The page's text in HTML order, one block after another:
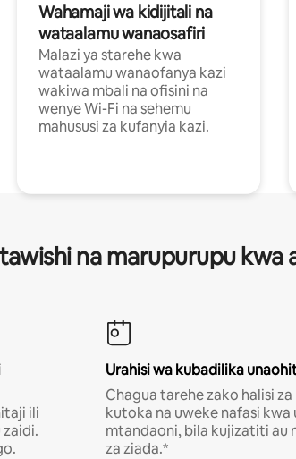
Wahamaji wa kidijitali na
wataalamu wanaosafiri
Malazi ya starehe kwa
wataalamu wanaofanya kazi
wakiwa mbali na ofisini na
wenye Wi-Fi na sehemu
mahususi za kufanyia kazi.
na marupurupu kwa
ili
zaidi.
Urahisi wa kubadilika
Chagua tarehe zako halisi
kutoka na uweke nafasi kwa
mtandaoni, bila kujizatiti au
za ziada.*